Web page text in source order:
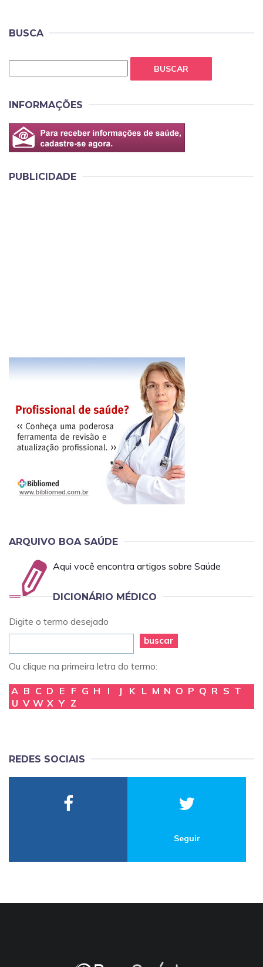
BUSCA
BUSCAR
INFORMAÇÕES
PUBLICIDADE
ARQUIVO BOA SAÚDE
Aqui você encontra artigos sobre Saúde
DICIONÁRIO MÉDICO
Digite o termo desejado
buscar
Ou clique na primeira letra do termo:
A B C D E F G H I J K L M N O P Q R S T
U V W X Y Z
REDES SOCIAIS
Seguir